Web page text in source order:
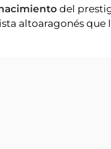
del
altoaragonés que